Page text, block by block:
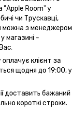
"Apple Room" у
чи Трускавці,
можна з менеджером
магазині -
клієнт за
щодня до 19:00, у
доставить бажаний
короткі строки.